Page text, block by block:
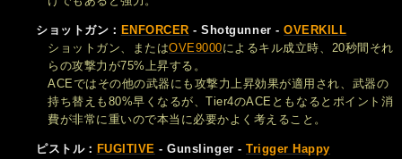
ショットガン： ENFORCER - Shotgunner -OVERKILL
ショットガン、またはOVE9000によるキル成立時、20秒間それ
らの攻撃力が75%上昇する。
ACEではその他の武器にも攻撃力上昇効果が適用され、武器の
持ち替えも80%早くなるが、Tier4のACEともなるとポイント消
費が非常に重いので本当に必要かよく考えること。
ピストル： FUGITIVE - Gunslinger -Trigger Happy